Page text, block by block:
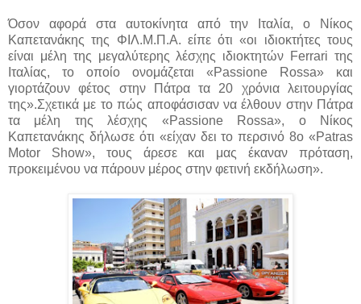
Όσον αφορά στα αυτοκίνητα από την Ιταλία, ο Νίκος
Καπετανάκης της ΦΙΛ.Μ.Π.Α. είπε ότι «οι ιδιοκτήτες τους
είναι μέλη της μεγαλύτερης λέσχης ιδιοκτητών Ferrari της
Ιταλίας, το οποίο ονομάζεται «Passione Rossa» και
γιορτάζουν φέτος στην Πάτρα τα 20 χρόνια λειτουργίας
της».Σχετικά με το πώς αποφάσισαν να έλθουν στην Πάτρα
τα μέλη της λέσχης «Passione Rossa», ο Νίκος
Καπετανάκης δήλωσε ότι «είχαν δει το περσινό 8ο «Patras
Motor Show», τους άρεσε και μας έκαναν πρόταση,
προκειμένου να πάρουν μέρος στην φετινή εκδήλωση».